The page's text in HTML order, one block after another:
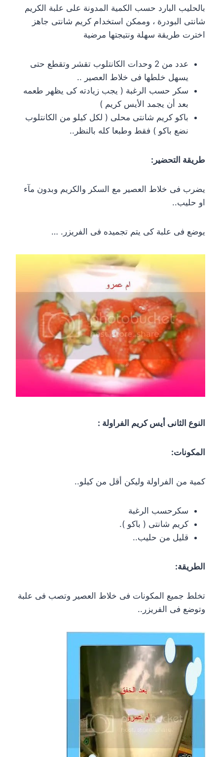
بالحليب البارد حسب الكمية المدونة على علبة الكريم
شانتى البودرة ، وممكن استخدام كريم شانتى جاهز
اخترت طريقة سهلة ونتيجتها مرضية
عدد من 2 وحدات الكانتلوب تقشر وتقطع حتى
يسهل خلطها فى خلاط العصير ..
سكر حسب الرغبة ( يجب زيادته كى يظهر طعمه
بعد أن يجمد الأيس كريم )
باكو كريم شانتى محلى ( لكل كيلو من الكانتلوب
نضع باكو ) فقط وطبعا كله بالنظر..
طريقة التحضير:
يضرب فى خلاط العصير مع السكر والكريم وبدون مآء
او حليب..
يوضع فى علبة كى يتم تجميده فى الفريزر. …
النوع الثانى أيس كريم الفراولة :
المكونات:
كمية من الفراولة وليكن أقل من كيلو..
سكرحسب الرغبة
كريم شانتى ( باكو ).
قليل من حليب..
الطريقة:
تخلط جميع المكونات فى خلاط العصير وتصب فى علبة
وتوضع فى الفريزر..